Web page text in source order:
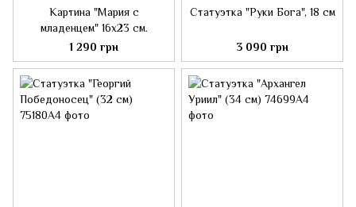
Картина "Мария с
младенцем" 16х23 см.
1 290 грн
Статуэтка "Руки Бога", 18 см
3 090 грн